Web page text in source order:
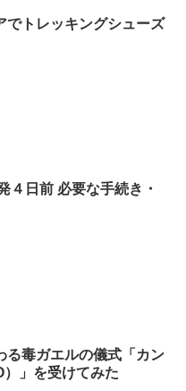
でトレッキングシューズ
４日前 必要な手続き・
る毒ガエルの儀式「カン
」を受けてみた